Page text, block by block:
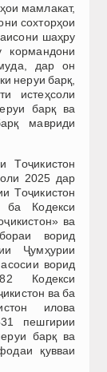
мамлакат,
сохторҳои
шаҳру
дар он
неруи барқ,
истеҳсоли
барқ ва
мавриди
Тоҷикистон
2025 дар
Тоҷикистон
Кодекси
ва
ворид
Ҷумҳурии
ворид
Кодекси
ва ба
илова
пешгирии
барқ ва
қувваи